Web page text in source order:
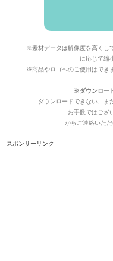
※素材データは解像度を高くし
に応じて縮
※商品やロゴへのご使用はでき
※ダウンロー
ダウンロードできない、ま
お手数ではござ
からご連絡いた
スポンサーリンク